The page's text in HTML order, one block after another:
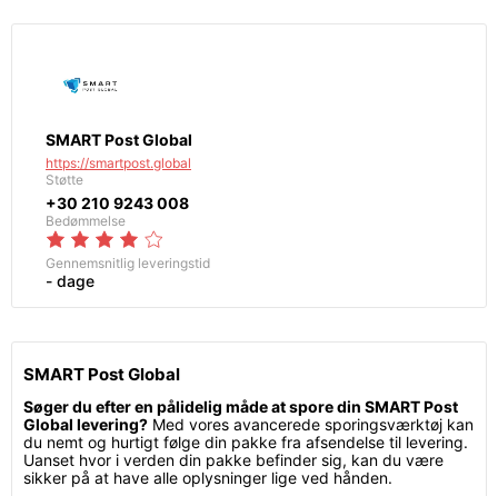
SMART Post Global
https://smartpost.global
Støtte
+30 210 9243 008
Bedømmelse
Gennemsnitlig leveringstid
- dage
SMART Post Global
Søger du efter en pålidelig måde at spore din SMART Post
Global levering? Med vores avancerede sporingsværktøj kan
du nemt og hurtigt følge din pakke fra afsendelse til levering.
Uanset hvor i verden din pakke befinder sig, kan du være
sikker på at have alle oplysninger lige ved hånden.